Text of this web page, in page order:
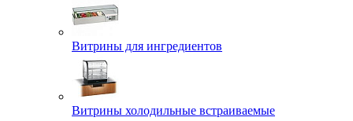
Витрины для ингредиентов
Витрины холодильные встраиваемые